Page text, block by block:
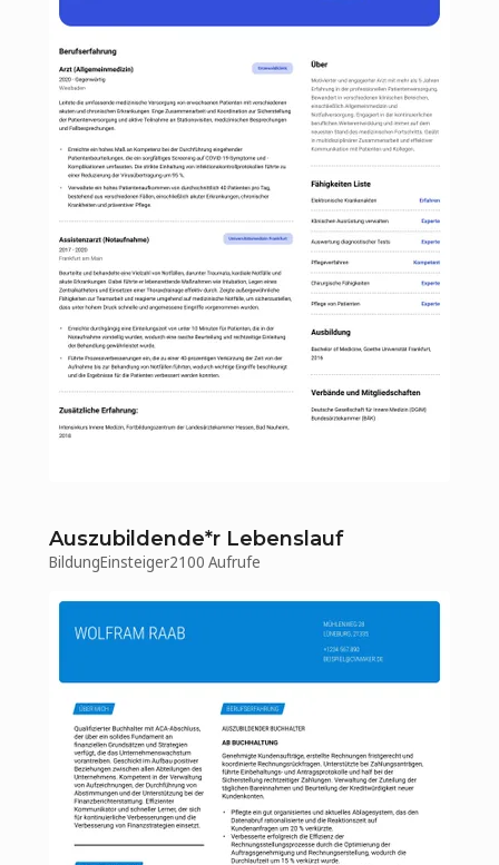
Auszubildende*r Lebenslauf
BildungEinsteiger2100 Aufrufe